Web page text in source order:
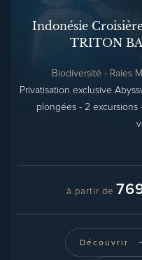
Indonésie
TRITON
Biodiversité - Raies
Privatisation exclusive
plongées - 2 excursions
à partir de
Découvrir